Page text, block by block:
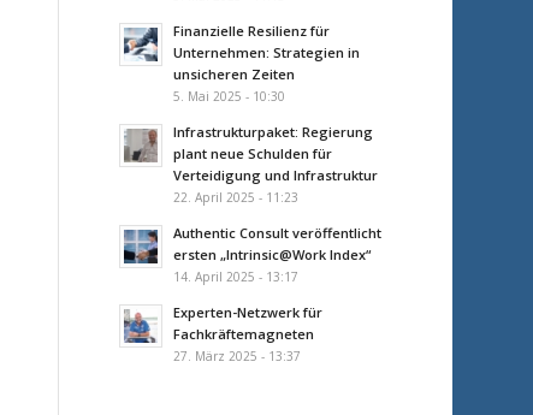
Finanzielle Resilienz für
Unternehmen: Strategien in
unsicheren Zeiten
5. Mai 2025 - 10:30
Infrastrukturpaket: Regierung
plant neue Schulden für
Verteidigung und Infrastruktur
22. April 2025 - 11:23
Authentic Consult veröffentlicht
ersten „Intrinsic@Work Index“
14. April 2025 - 13:17
Experten-Netzwerk für
Fachkräftemagneten
27. März 2025 - 13:37